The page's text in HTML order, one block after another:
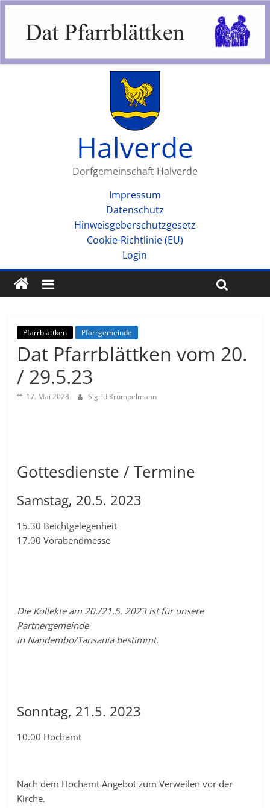
Halverde
Dorfgemeinschaft Halverde
Impressum
Datenschutz
Hinweisgeberschutzgesetz
Cookie-Richtlinie (EU)
Login
Pfarrblättken Pfarrgemeinde
Dat Pfarrblättken vom 20.
/ 29.5.23
17. Mai 2023 Sigrid Krümpelmann
Gottesdienste / Termine
Samstag, 20.5. 2023
15.30 Beichtgelegenheit
17.00 Vorabendmesse
Die Kollekte am 20./21.5. 2023 ist für unsere
Partnergemeinde
in Nandembo/Tansania bestimmt.
Sonntag, 21.5. 2023
10.00 Hochamt
Nach dem Hochamt Angebot zum Verweilen vor der
Kirche.